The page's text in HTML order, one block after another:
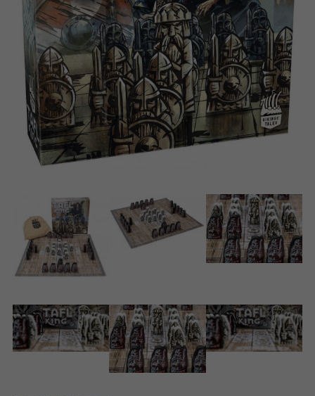
Böcker
Arkiverade produkter
Applikationer
Suomi
Dansk
Nederlands
Norsk
Polski